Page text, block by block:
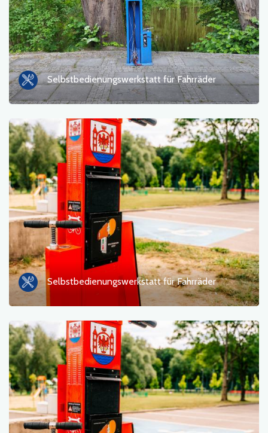
Selbstbedienungswerkstatt für Fahrräder
Selbstbedienungswerkstatt für Fahrräder